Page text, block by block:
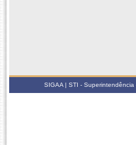
SIGAA | STI -